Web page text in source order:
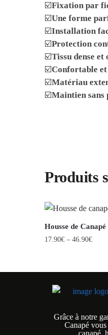
☑️Fixation par
☑️Une forme
☑️Installation
☑️Protection
☑️Tissu dense
☑️Confortable
☑️Matériau
☑️Maintien sans
Produits
Housse de Canapé
17.90€ –46.90€
Grâce à notre
Canapé